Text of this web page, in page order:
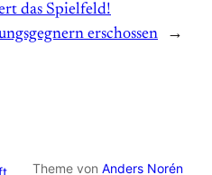
das Spielfeld!
erschossen
→
Theme von Anders Norén